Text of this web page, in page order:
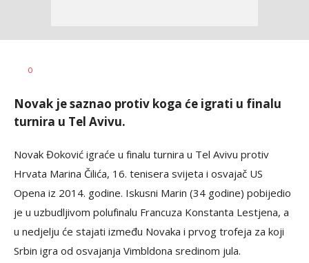
AUTOR
0
Novak je saznao protiv koga će igrati u finalu
turnira u Tel Avivu.
Novak Đoković igraće u finalu turnira u Tel Avivu protiv
Hrvata Marina Čilića, 16. tenisera svijeta i osvajač US
Opena iz 2014. godine. Iskusni Marin (34 godine) pobijedio
je u uzbudljivom polufinalu Francuza Konstanta Lestjena, a
u nedjelju će stajati između Novaka i prvog trofeja za koji
Srbin igra od osvajanja Vimbldona sredinom jula.